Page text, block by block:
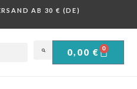
AB 30 € (DE)
0,00 € 0